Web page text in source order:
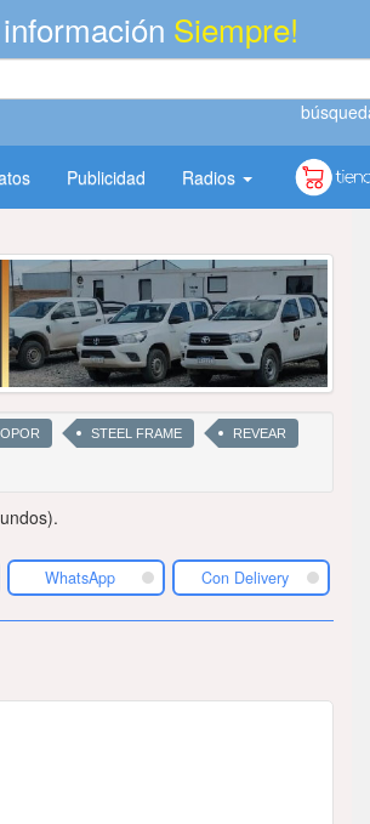
Siempre!
Publicidad Radios
STEEL FRAME REVEAR
WhatsApp Con Delivery